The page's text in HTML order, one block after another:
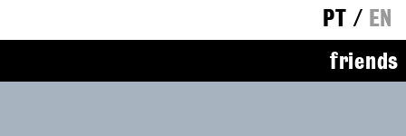
PT / EN
friends